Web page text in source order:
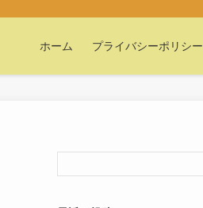
ホーム プライバシーポリシー